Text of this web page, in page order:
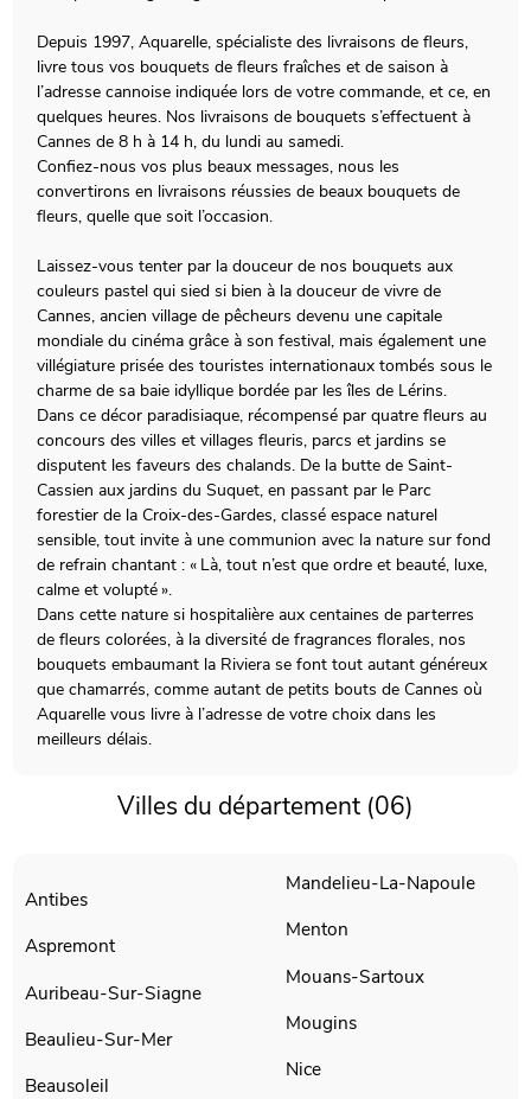
Depuis 1997, Aquarelle, spécialiste des livraisons de fleurs,
livre tous vos bouquets de fleurs fraîches et de saison à
l’adresse cannoise indiquée lors de votre commande, et ce, en
quelques heures. Nos livraisons de bouquets s’effectuent à
Cannes de 8 h à 14 h, du lundi au samedi.
Confiez-nous vos plus beaux messages, nous les
convertirons en livraisons réussies de beaux bouquets de
fleurs, quelle que soit l’occasion.
Laissez-vous tenter par la douceur de nos bouquets aux
couleurs pastel qui sied si bien à la douceur de vivre de
Cannes, ancien village de pêcheurs devenu une capitale
mondiale du cinéma grâce à son festival, mais également une
villégiature prisée des touristes internationaux tombés sous le
charme de sa baie idyllique bordée par les îles de Lérins.
Dans ce décor paradisiaque, récompensé par quatre fleurs au
concours des villes et villages fleuris, parcs et jardins se
disputent les faveurs des chalands. De la butte de Saint-
Cassien aux jardins du Suquet, en passant par le Parc
forestier de la Croix-des-Gardes, classé espace naturel
sensible, tout invite à une communion avec la nature sur fond
de refrain chantant : « Là, tout n’est que ordre et beauté, luxe,
calme et volupté ».
Dans cette nature si hospitalière aux centaines de parterres
de fleurs colorées, à la diversité de fragrances florales, nos
bouquets embaumant la Riviera se font tout autant généreux
que chamarrés, comme autant de petits bouts de Cannes où
Aquarelle vous livre à l’adresse de votre choix dans les
meilleurs délais.
Villes du département (06)
Antibes
Aspremont
Auribeau-Sur-Siagne
Beaulieu-Sur-Mer
Beausoleil
Mandelieu-La-Napoule
Menton
Mouans-Sartoux
Mougins
Nice